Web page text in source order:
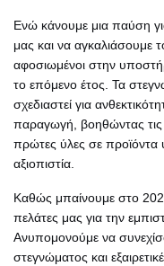
Ενώ κάνουμε μια παύση
μας και να αγκαλιάσουμε
αφοσιωμένοι στην
το επόμενο έτος. Τα
σχεδιαστεί για
παραγωγή, βοηθώντας τις
πρώτες ύλες σε προϊόντα
αξιοπιστία.
Καθώς μπαίνουμε στο
πελάτες μας για την
Ανυπομονούμε να
στεγνώματος και